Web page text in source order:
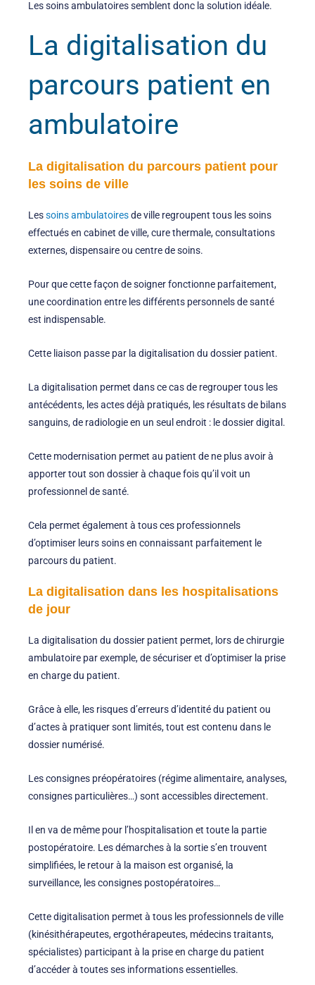
Les soins ambulatoires semblent donc la solution idéale.
La digitalisation du
parcours patient en
ambulatoire
La digitalisation du parcours patient pour
les soins de ville
Lessoins ambulatoiresde ville regroupent tous les soins
effectués en cabinet de ville, cure thermale, consultations
externes, dispensaire ou centre de soins.
Pour que cette façon de soigner fonctionne parfaitement,
une coordination entre les différents personnels de santé
est indispensable.
Cette liaison passe par la digitalisation du dossier patient.
La digitalisation permet dans ce cas de regrouper tous les
antécédents, les actes déjà pratiqués, les résultats de bilans
sanguins, de radiologie en un seul endroit : le dossier digital.
Cette modernisation permet au patient de ne plus avoir à
apporter tout son dossier à chaque fois qu’il voit un
professionnel de santé.
Cela permet également à tous ces professionnels
d’optimiser leurs soins en connaissant parfaitement le
parcours du patient.
La digitalisation dans les hospitalisations
de jour
La digitalisation du dossier patient permet, lors de chirurgie
ambulatoire par exemple, de sécuriser et d’optimiser la prise
en charge du patient.
Grâce à elle, les risques d’erreurs d’identité du patient ou
d’actes à pratiquer sont limités, tout est contenu dans le
dossier numérisé.
Les consignes préopératoires (régime alimentaire, analyses,
consignes particulières…) sont accessibles directement.
Il en va de même pour l’hospitalisation et toute la partie
postopératoire. Les démarches à la sortie s’en trouvent
simplifiées, le retour à la maison est organisé, la
surveillance, les consignes postopératoires…
Cette digitalisation permet à tous les professionnels de ville
(kinésithérapeutes, ergothérapeutes, médecins traitants,
spécialistes) participant à la prise en charge du patient
d’accéder à toutes ses informations essentielles.